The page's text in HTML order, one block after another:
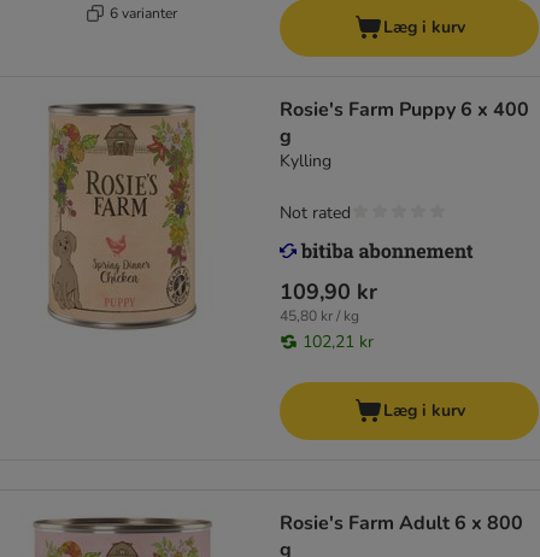
6 varianter
Læg i kurv
Rosie's Farm Puppy 6 x 400
g
Kylling
109,90 kr
45,80 kr / kg
102,21 kr
Not rated
Læg i kurv
Rosie's Farm Adult 6 x 800
g